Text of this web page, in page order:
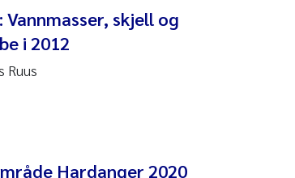
skjell og
i 2012
Ruus
Hardanger 2020